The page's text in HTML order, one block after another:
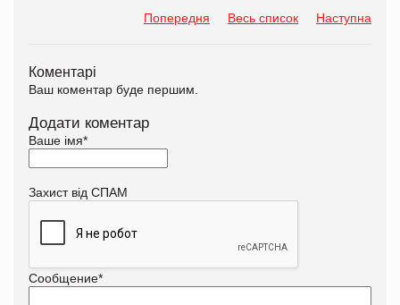
Попередня Весь список Наступна
Коментарі
Ваш коментар буде першим.
Додати коментар
Ваше імя*
Захист від СПАМ
Сообщение*